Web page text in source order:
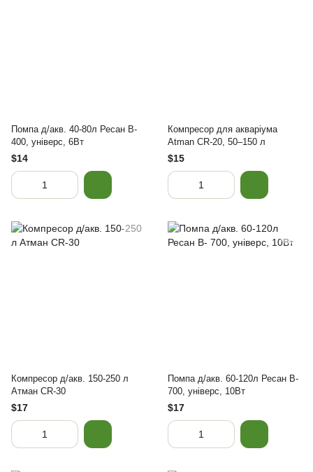
Помпа д/акв. 40-80л Ресан В-
400, універс, 6Вт
$14
Компресор для акваріума
Atman CR-20, 50–150 л
$15
Компресор д/акв. 150-250 л
Атман CR-30
$17
Помпа д/акв. 60-120л Ресан В-
700, універс, 10Вт
$17